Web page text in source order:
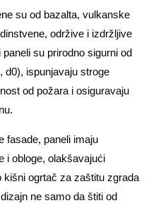
su od bazalta, vulkanske
održive i izdržljive
su prirodno sigurni od
d0), ispunjavaju stroge
od požara i osiguravaju
fasade, paneli imaju
i obloge, olakšavajući
kišni ogrtač za zaštitu zgrada
ne samo da štiti od